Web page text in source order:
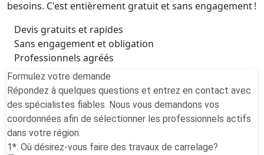
besoins. C'est entièrement gratuit et sans engagement !
Devis gratuits et rapides
Sans engagement et obligation
Professionnels agréés
Formulez votre demande
Répondez à quelques questions et entrez en contact avec
des spécialistes fiables. Nous vous demandons vos
coordonnées afin de sélectionner les professionnels actifs
dans votre région.
1*. Où désirez-vous faire des travaux de carrelage?